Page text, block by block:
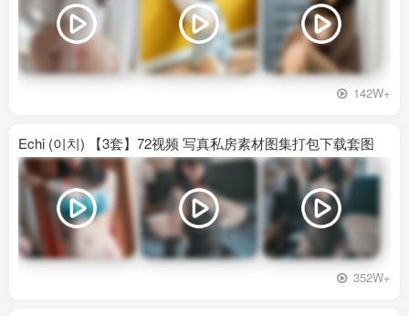
142W+
Echi (이치) 【3套】72视频 写真私房素材图集打包下载套图
352W+